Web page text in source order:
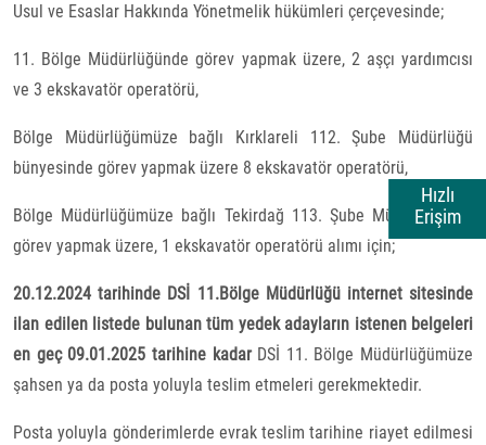
Hızlı
Erişim
Usul ve Esaslar Hakkında Yönetmelik hükümleri çerçevesinde;
11. Bölge Müdürlüğünde görev yapmak üzere, 2 aşçı yardımcısı
ve 3 ekskavatör operatörü,
Bölge Müdürlüğümüze bağlı Kırklareli 112. Şube Müdürlüğü
bünyesinde görev yapmak üzere 8 ekskavatör operatörü,
Bölge Müdürlüğümüze bağlı Tekirdağ 113. Şube Müdürlüğünde
görev yapmak üzere, 1 ekskavatör operatörü alımı için;
20.12.2024 tarihinde DSİ 11.Bölge Müdürlüğü internet sitesinde
ilan edilen listede bulunan tüm yedek adayların istenen belgeleri
en geç 09.01.2025 tarihine kadarDSİ 11. Bölge Müdürlüğümüze
şahsen ya da posta yoluyla teslim etmeleri gerekmektedir.
Posta yoluyla gönderimlerde evrak teslim tarihine riayet edilmesi